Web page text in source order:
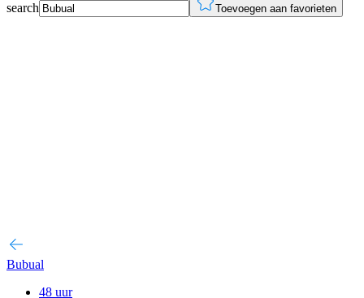
search Toevoegen aan favorieten
Bubual
48 uur